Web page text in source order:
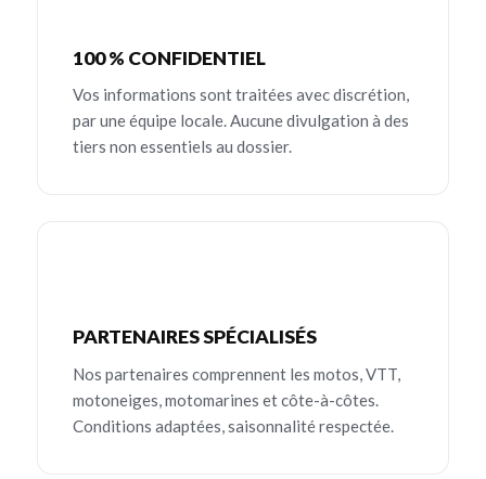
100 % CONFIDENTIEL
Vos informations sont traitées avec discrétion,
par une équipe locale. Aucune divulgation à des
tiers non essentiels au dossier.
PARTENAIRES SPÉCIALISÉS
Nos partenaires comprennent les motos, VTT,
motoneiges, motomarines et côte-à-côtes.
Conditions adaptées, saisonnalité respectée.